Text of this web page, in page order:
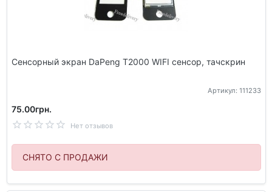
Сенсорный экран DaPeng T2000 WIFI сенсор, тачскрин
Артикул: 111233
75.00грн.
Нет отзывов
СНЯТО С ПРОДАЖИ